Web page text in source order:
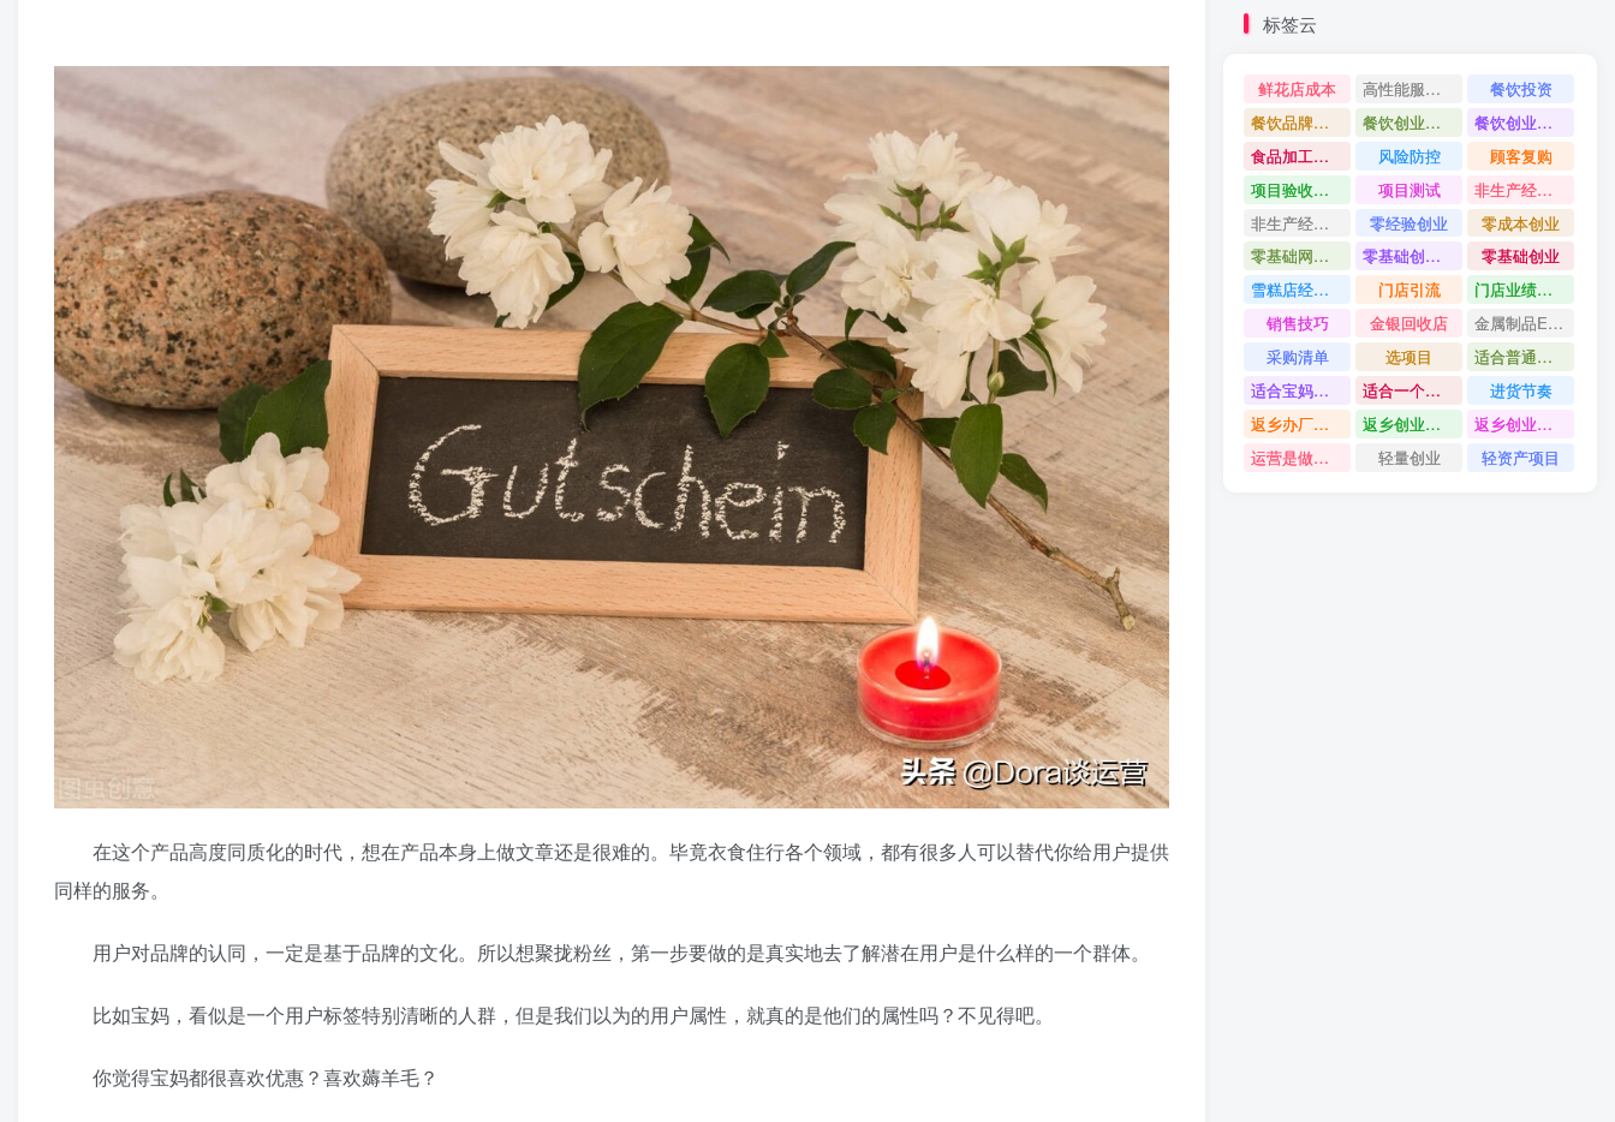
在这个产品高度同质化的时代，想在产品本身上做文章还是很难的。毕竟衣食住行各个领域，都有很多人可以替代你给用户提供
同样的服务。
用户对品牌的认同，一定是基于品牌的文化。所以想聚拢粉丝，第一步要做的是真实地去了解潜在用户是什么样的一个群体。
比如宝妈，看似是一个用户标签特别清晰的人群，但是我们以为的用户属性，就真的是他们的属性吗？不见得吧。
你觉得宝妈都很喜欢优惠？喜欢薅羊毛？
标签云
鲜花店成本 高性能服务器配置教程
餐饮投资
餐饮品牌打造
餐饮创业避坑
餐饮创业故事
食品加工创业
风险防控
顾客复购
项目验收资料
项目测试
非生产经营用固定资产是什么
非生产经营用固定资产分类
零经验创业
零成本创业
零基础网上开店
零基础创业指南
零基础创业
雪糕店经营技巧
门店引流
门店业绩提升方法
销售技巧
金银回收店
金属制品ERP系统
采购清单
选项目
适合普通人的创业
适合宝妈创业项目
适合一个人做的小生意
进货节奏
返乡办厂项目
返乡创业项目
返乡创业做什么好
运营是做什么
轻量创业 轻资产项目